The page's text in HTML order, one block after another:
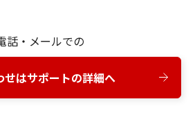
話・メールでの
せはサポートの詳細へ